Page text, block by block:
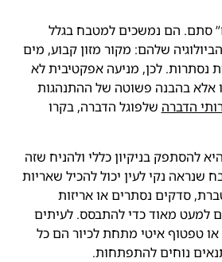
סתם. הם נמשכים למטבח בגלל
שלהם: מקור מזון קבוע, מים
נסתרות. לכן, מניעה אפקטיבית לא
אלא בהבנה פשוטה של ההתנהגות
הדברה שלפוגל הדברה, בקרו
להסתפק בניקיון כללי ולהניח שזה
שנראה נקי לעין יכול להכיל שאריות
סדקים נסתרים או אריזות
למעט מאוד כדי להתבסס. לעיתים
או טפטוף איטי מתחת לכיור הם כל
נוחים להתפתחות.